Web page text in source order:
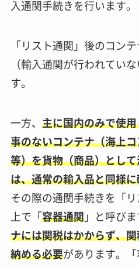
入通関手続きを行います。
「リスト通関」後のコン
（輸入通関が行われてい
す。
一方、 主に国内のみで使
事のないコンテナ（海上
等）を貨物（商品）とし
は、通常の輸入品と同様
その際の通関手続きを「
上で「 容器通関」と呼びま
ナには関税はかからず、
納める必要があります。